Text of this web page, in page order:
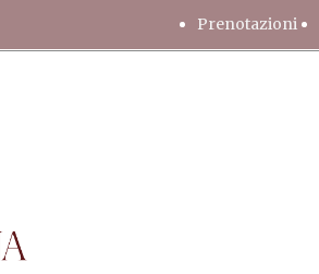
Prenotazioni